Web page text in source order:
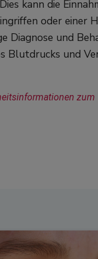
kann die
oder einer
Diagnose und
Blutdrucks und